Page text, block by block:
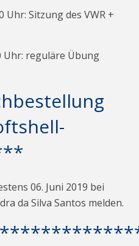
Uhr: Sitzung des VWR +
Uhr: reguläre Übung
06. Juni 2019 bei
da Silva Santos melden.